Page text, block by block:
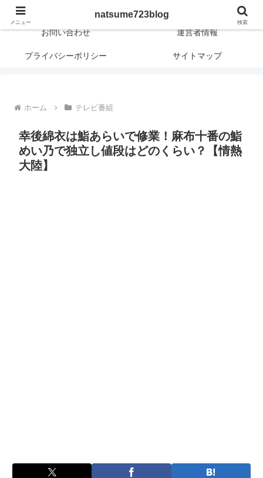
日常に新しさや興味深さや面白さを！
お問い合わせ 運営者情報
プライバシーポリシー サイトマップ
ホーム テレビ番組
幸後綿衣は鮨あらいで修業！麻布十番の鮨
めい乃で独立し値段はどのくらい？【情熱
大陸】
メニュー
natsume723blog
検索